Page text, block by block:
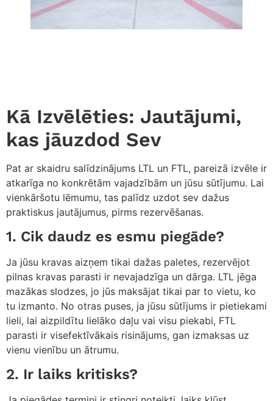
Kā Izvēlēties: Jautājumi,
kas jāuzdod Sev
Pat ar skaidru salīdzinājums LTL un FTL, pareizā izvēle ir
atkarīga no konkrētām vajadzībām un jūsu sūtījumu. Lai
vienkāršotu lēmumu, tas palīdz uzdot sev dažus
praktiskus jautājumus, pirms rezervēšanas.
1. Cik daudz es esmu piegāde?
Ja jūsu kravas aizņem tikai dažas paletes, rezervējot
pilnas kravas parasti ir nevajadzīga un dārga. LTL jēga
mazākas slodzes, jo jūs maksājat tikai par to vietu, ko
tu izmanto. No otras puses, ja jūsu sūtījums ir pietiekami
lieli, lai aizpildītu lielāko daļu vai visu piekabi, FTL
parasti ir visefektīvākais risinājums, gan izmaksas uz
vienu vienību un ātrumu.
2. Ir laiks kritisks?